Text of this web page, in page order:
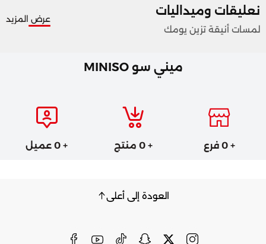
نعليقات وميداليات
لمسات أنيقة تزين يومك
عرض المزيد
ميني سو MINISO
+ 0 فرع + 0 منتج + 0 عميل
العودة إلى أعلى